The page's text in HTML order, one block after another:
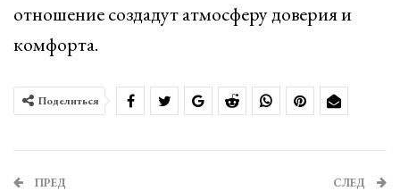
отношение создадут атмосферу доверия и
комфорта.
Поделиться
ПРЕД СЛЕД